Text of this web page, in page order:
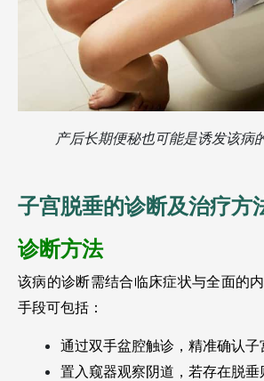
产后长期便秘也可能是诱发该病
子宫脱垂的诊断及治疗方
诊断方法
该病的诊断需结合临床症状与全面的
手段可包括：
通过双手盆腔触诊，精准确认子
置入窥器观察阴道，若存在脱垂